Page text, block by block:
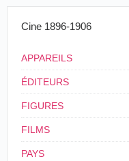
Cine 1896-1906
APPAREILS
ÉDITEURS
FIGURES
FILMS
PAYS